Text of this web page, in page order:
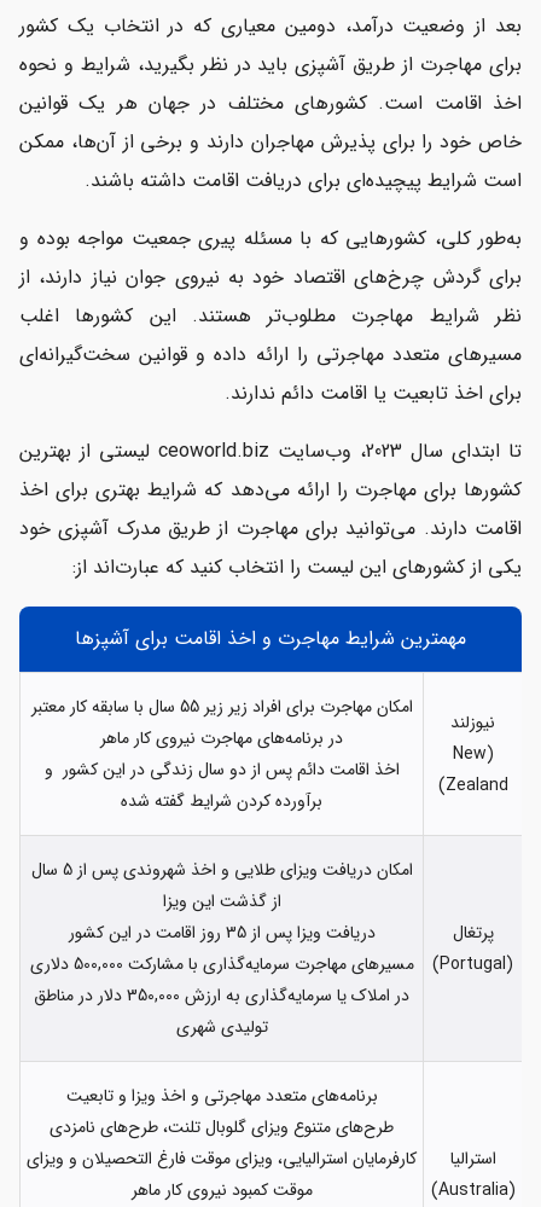
بعد از وضعیت درآمد، دومین معیاری که در انتخاب یک کشور
برای مهاجرت از طریق آشپزی باید در نظر بگیرید، شرایط و نحوه
اخذ اقامت است. کشورهای مختلف در جهان هر یک قوانین
خاص خود را برای پذیرش مهاجران دارند و برخی از آن‌ها، ممکن
است شرایط پیچیده‌ای برای دریافت اقامت داشته باشند.
به‌طور کلی، کشورهایی که با مسئله پیری جمعیت مواجه بوده و
برای گردش چرخ‌های اقتصاد خود به نیروی جوان نیاز دارند، از
نظر شرایط مهاجرت مطلوب‌تر هستند. این کشورها اغلب
مسیرهای متعدد مهاجرتی را ارائه داده و قوانین سخت‌گیرانه‌ای
برای اخذ تابعیت یا اقامت دائم ندارند.
تا ابتدای سال 2023، وب‌سایت ceoworld.biz لیستی از بهترین
کشورها برای مهاجرت را ارائه می‌دهد که شرایط بهتری برای اخذ
اقامت دارند. می‌توانید برای مهاجرت از طریق مدرک آشپزی خود
یکی از کشورهای این لیست را انتخاب کنید که عبارت‌اند از:
مهمترین شرایط مهاجرت و اخذ اقامت برای آشپزها
نیوزلند
(New
Zealand)
امکان مهاجرت برای افراد زیر زیر 55 سال با سابقه کار معتبر
در برنامه‌های مهاجرت نیروی کار ماهر
اخذ اقامت دائم پس از دو سال زندگی در این کشور و
برآورده کردن شرایط گفته شده
پرتغال
(Portugal)
امکان دریافت ویزای طلایی و اخذ شهروندی پس از 5 سال
از گذشت این ویزا
دریافت ویزا پس از 35 روز اقامت در این کشور
مسیرهای مهاجرت سرمایه‌گذاری با مشارکت 500,000 دلاری
در املاک یا سرمایه‌گذاری به ارزش 350,000 دلار در مناطق
تولیدی شهری
استرالیا
(Australia)
برنامه‌های متعدد مهاجرتی و اخذ ویزا و تابعیت
طرح‌های متنوع ویزای گلوبال تلنت، طرح‌های نامزدی
کارفرمایان استرالیایی، ویزای موقت فارغ التحصیلان و ویزای
موقت کمبود نیروی کار ماهر